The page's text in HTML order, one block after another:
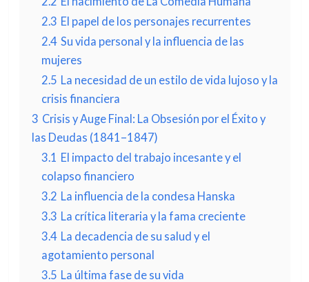
2.3 El papel de los personajes recurrentes
2.4 Su vida personal y la influencia de las
mujeres
2.5 La necesidad de un estilo de vida lujoso y la
crisis financiera
3 Crisis y Auge Final: La Obsesión por el Éxito y
las Deudas (1841–1847)
3.1 El impacto del trabajo incesante y el
colapso financiero
3.2 La influencia de la condesa Hanska
3.3 La crítica literaria y la fama creciente
3.4 La decadencia de su salud y el
agotamiento personal
3.5 La última fase de su vida